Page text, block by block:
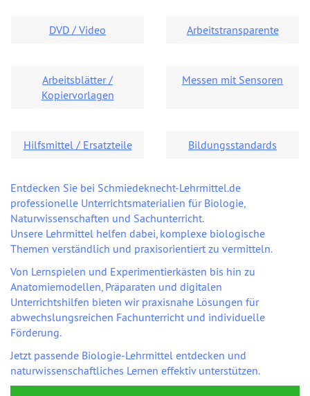
DVD / Video Arbeitstransparente
Arbeitsblätter /
Kopiervorlagen
Messen mit Sensoren
Hilfsmittel / Ersatzteile Bildungsstandards
Entdecken Sie bei Schmiedeknecht-Lehrmittel.de
professionelle Unterrichtsmaterialien für Biologie,
Naturwissenschaften und Sachunterricht.
Unsere Lehrmittel helfen dabei, komplexe biologische
Themen verständlich und praxisorientiert zu vermitteln.
Von Lernspielen und Experimentierkästen bis hin zu
Anatomiemodellen, Präparaten und digitalen
Unterrichtshilfen bieten wir praxisnahe Lösungen für
abwechslungsreichen Fachunterricht und individuelle
Förderung.
Jetzt passende Biologie-Lehrmittel entdecken und
naturwissenschaftliches Lernen effektiv unterstützen.